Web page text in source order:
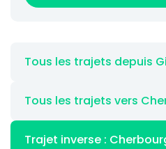
Tous les trajets depuis
Tous les trajets vers
Trajet inverse :